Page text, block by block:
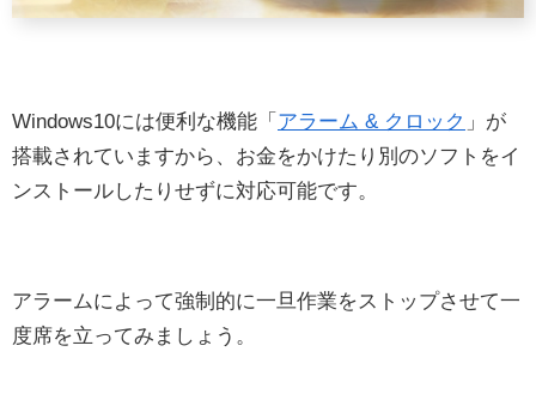
Windows10には便利な機能「 アラーム & クロック 」が
搭載されていますから、お金をかけたり別のソフトをイ
ンストールしたりせずに対応可能です。
アラームによって強制的に一旦作業をストップさせて一
度席を立ってみましょう。